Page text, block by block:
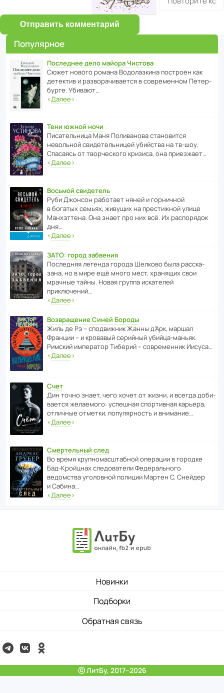
Отправить комментарий
Популярное
Последнее дело майора Чистова
Сюжет нового романа Водо­ла­з­кина пост­роен как
дете­ктив и разво­ра­чи­ва­ется в совре­менном Пете­р­
бурге. Убивают…
‹Далее›
Тени южной ночи
Писа­тель­ница Маня Поли­ва­нова стано­вится
невольной свиде­тель­ницей убийства на тв-шоу.
Спасаясь от твор­че­с­кого кризиса, она приезжает…
‹Далее›
Восьмой свидетель
Руби Джонсон рабо­тает няней и горни­чной
в богатых семьях, живущих на прес­ти­жной улице
Манх­эт­тена. Она знает про них всё. Их распо­рядок
дня…
‹Далее›
ЗАТО: город забвения
После­дняя легенда города Шелково была расска­
зана, но в мире ещё много мест, хранящих свои
мрачные тайны. Новая группа иска­телей
приключений…
‹Далее›
Возвращение Синей Бороды
Жиль де Рэ – спод­ви­жник Жанны д’Арк, маршал
Франции – и кровавый серийный убийца-маньяк.
Римский импе­ратор Тиберий – совре­менник Иисуса…
‹Далее›
Счет
Дин точно знает, чего хочет от жизни, и всегда доби­
ва­ется жела­е­мого: успе­шная спор­ти­вная карьера,
отли­чные отметки, попу­ля­р­ность и внимание…
‹Далее›
Смертельный след
Во время круп­но­мас­ш­та­бной операции в городке
Бад‑Крой­цнах следо­ва­тели Феде­раль­ного
ведомства уголо­вной полиции Мартен С. Снейдер
и Сабина…
‹Далее›
Новинки
Подборки
Обратная связь
ⓒ ЛитБу, 2017–2026